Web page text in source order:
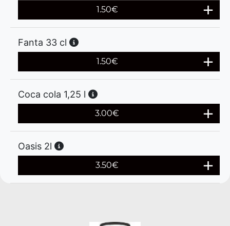
1.50€
Fanta 33 cl
1.50€
Coca cola 1,25 l
3.00€
Oasis 2l
3.50€